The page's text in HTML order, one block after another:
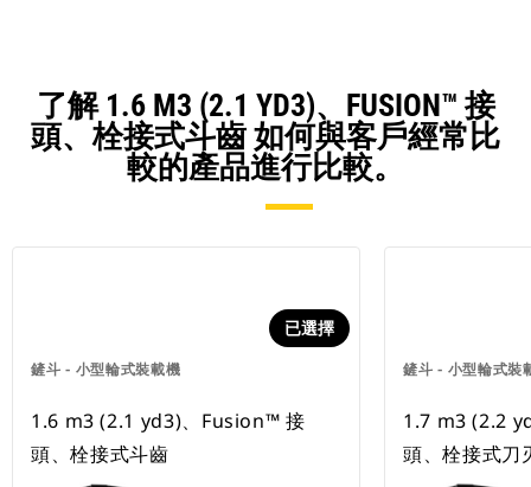
了解 1.6 M3 (2.1 YD3)、FUSION™ 接
頭、栓接式斗齒 如何與客戶經常比
較的產品進行比較。
鏟斗 - 小型輪式裝載機
已選擇
1.6 m3 (2.1 yd3)、Fusion™ 接
頭、栓接式斗齒
鏟斗 - 小型輪式裝
1.7 m3 (2.2
頭、栓接式刀